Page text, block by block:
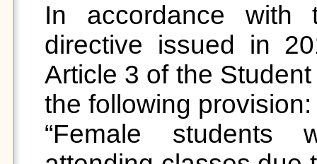
In accordance with
directive issued in
Article 3 of the
the following provision:
“Female students